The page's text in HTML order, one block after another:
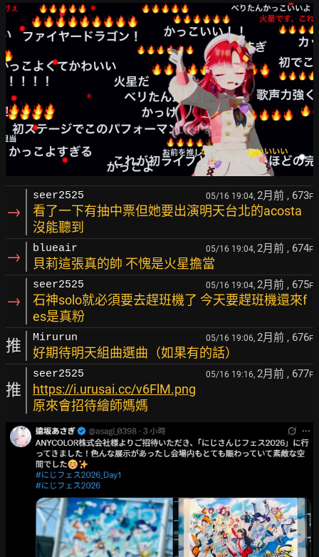
→
seer2525 05/16 19:04, 2月前 , 673F
看了一下有抽中票但她要出演明天台北的acosta
沒能聽到
→ blueair 05/16 19:04, 2月前 , 674F
貝莉這張真的帥 不愧是火星擔當
→
seer2525 05/16 19:04, 2月前 , 675F
石神solo就必須要去趕班機了 今天要趕班機還來f
es是真粉
推 Mirurun 05/16 19:06, 2月前 , 676F
好期待明天組曲選曲（如果有的話）
推
seer2525 05/16 19:16, 2月前 , 677F
https://i.urusai.cc/v6FlM.png
原來會招待繪師媽媽